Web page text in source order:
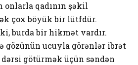
onlarla qadının şəkil
çox böyük bir lütfdür.
burda bir hikmət vardır.
gözünün ucuyla görənlər ibrət
götürmək üçün səndən